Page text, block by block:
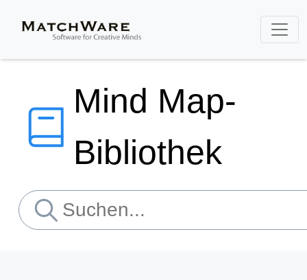
Mind Map-
Bibliothek